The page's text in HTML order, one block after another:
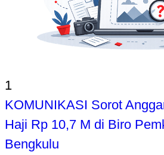
1
KOMUNIKASI Sorot
Haji Rp 10,7 M di Biro
Bengkulu